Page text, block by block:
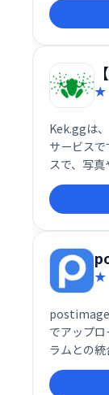
Kek.ggは
サービス
スで、写真
でアップ
ラムとの
す。無料
イトの充実